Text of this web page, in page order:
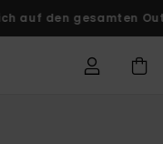
auf den gesamten